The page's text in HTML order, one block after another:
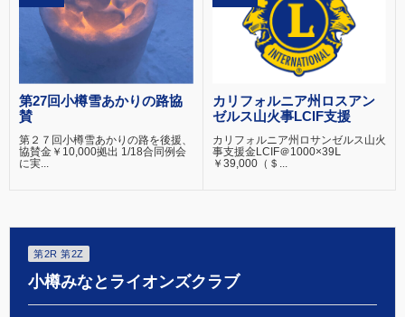
第27回小樽雪あかりの路協
賛
第２７回小樽雪あかりの路を後援、
協賛金￥10,000拠出 1/18合同例会
に実...
カリフォルニア州ロスアン
ゼルス山火事LCIF支援
カリフォルニア州ロサンゼルス山火
事支援金LCIF＠1000×39Ⅼ
￥39,000（＄...
第2R 第2Z
小樽みなとライオンズクラブ